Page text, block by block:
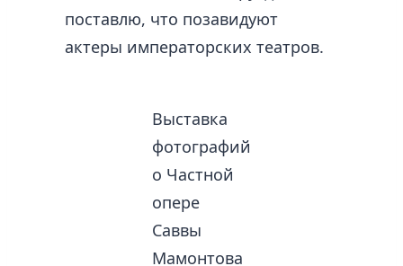
поставлю, что позавидуют
актеры императорских театров.
Выставка
фотографий
о Частной
опере
Саввы
Мамонтова